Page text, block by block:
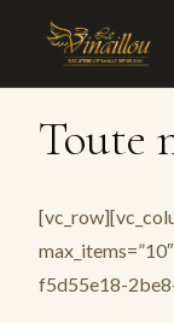
Toute
f5d55e18-